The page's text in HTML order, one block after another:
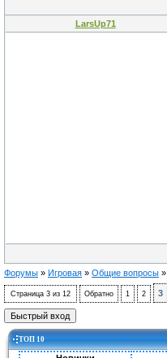
LarsUp71
Форумы » Игровая » Общие вопросы »
Страница 3 из 12 Обратно 1 2 3
ТОП 10